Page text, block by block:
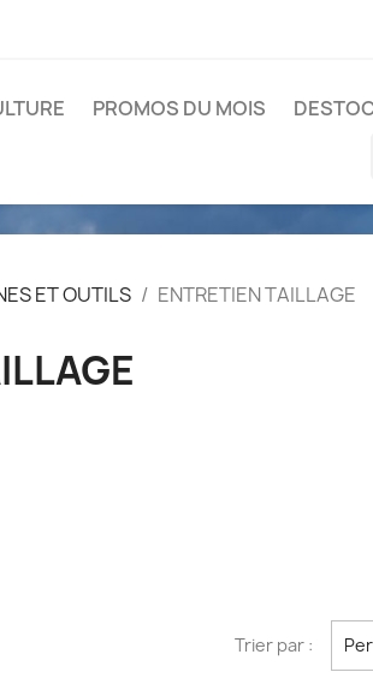
PROMOS DU MOIS
ET OUTILS ENTRETIEN TAILLAGE
Trier par :